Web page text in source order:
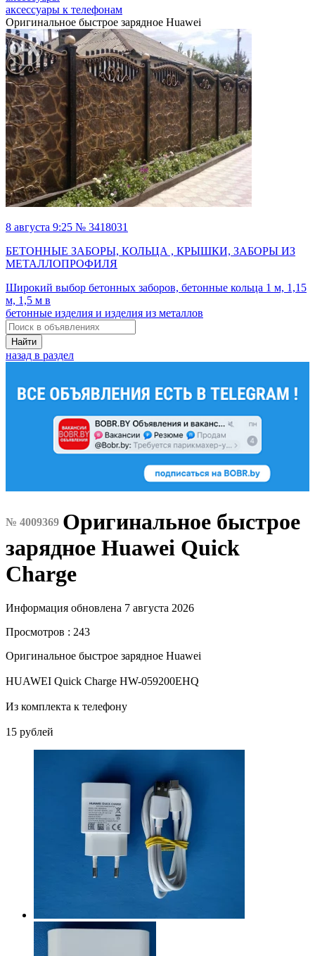
аксессуары к телефонам
Оригинальное быстрое зарядное Huawei
8 августа 9:25 № 3418031
БЕТОННЫЕ ЗАБОРЫ, КОЛЬЦА , КРЫШКИ, ЗАБОРЫ ИЗ
МЕТАЛЛОПРОФИЛЯ
Широкий выбор бетонных заборов, бетонные кольца 1 м, 1,15
м, 1,5 м в
бетонные изделия и изделия из металлов
Найти
назад в раздел
№ 4009369 Оригинальное быстрое
зарядное Huawei Quick
Charge
Информация обновлена 7 августа 2026
Просмотров : 243
Оригинальное быстрое зарядное Huawei
HUAWEI Quick Charge HW-059200EHQ
Из комплекта к телефону
15 рублей